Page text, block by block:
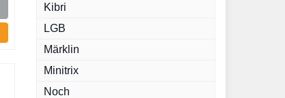
Kibri
LGB
Märklin
Minitrix
Noch